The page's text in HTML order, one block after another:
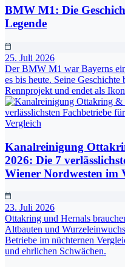
BMW M1: Die
Legende
25. Juli 2026
Der BMW M1 war Bayerns
es bis heute. Seine
Rennprojekt und endet als
Kanalreinigung
2026: Die 7
Wiener Nordwesten im
23. Juli 2026
Ottakring und Hernals
Altbauten und
Betriebe im nüchternen
und ehrlichen Schwächen.